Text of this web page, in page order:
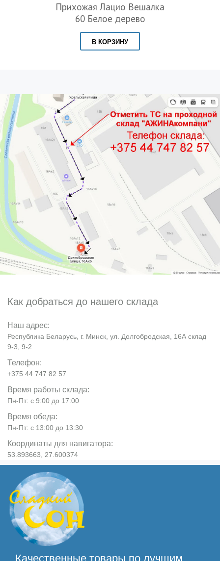
Прихожая Лацио Вешалка
60 Белое дерево
В КОРЗИНУ
Как добраться до нашего склада
Наш адрес:
Республика Беларусь, г. Минск, ул. Долгобродская, 16А склад
9-3, 9-2
Телефон:
+375 44 747 82 57
Время работы склада:
Пн-Пт: с 9:00 до 17:00
Время обеда:
Пн-Пт: с 13:00 до 13:30
Координаты для навигатора:
53.893663, 27.600374
Качественные товары по лучшим